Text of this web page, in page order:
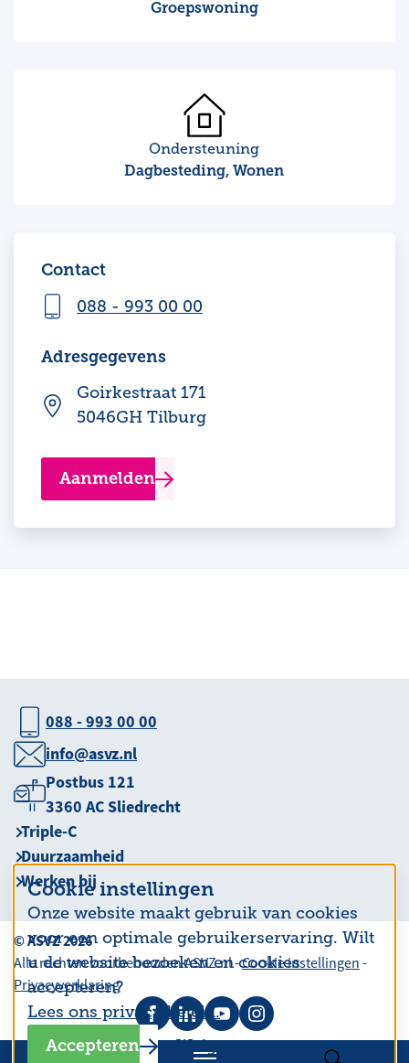
Cookie instellingen
Onze website maakt gebruik van cookies
voor een optimale gebruikerservaring. Wilt
u de website bezoeken en cookies
accepteren?
Lees ons privacy beleid.
Accepteren
Weigeren
Groepswoning
Ondersteuning
Dagbesteding, Wonen
Contact
088 - 993 00 00
Adresgegevens
Goirkestraat 171
5046GH Tilburg
Aanmelden
088 - 993 00 00
info@asvz.nl
Postbus 121
3360 AC Sliedrecht
Triple-C
Duurzaamheid
Werken bij
© ASVZ 2026
Alle rechten voorbehouden ASVZ.nl -Cookie instellingen -
Privacyverklaring